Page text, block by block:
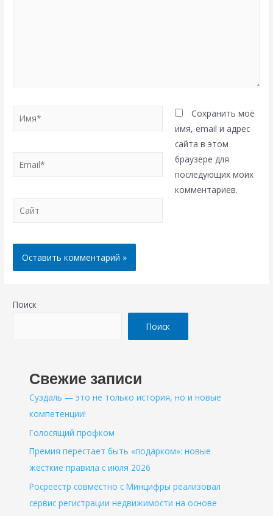
Имя*
Сайт
Сохранить моё
имя, email и адрес
сайта в этом
браузере для
последующих моих
комментариев.
Поиск
Поиск
Свежие записи
Суздаль — это не только история, но и новые
компетенции!
Голосящий профком
Премия перестает быть «подарком»: новые
жесткие правила с июля 2026
Росреестр совместно с Минцифры реализовал
сервис регистрации недвижимости на основе